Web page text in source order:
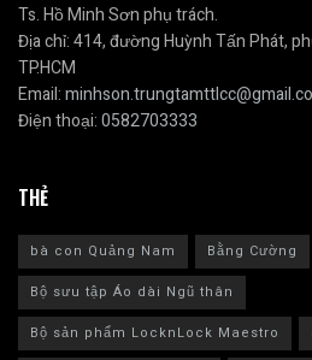
Ts. Hồ Minh Sơn phụ trách.
Địa chỉ: 414, đường Huỳnh Tấn Phát,
TP.HCM
Email:
Điện thoại:0582703333
THẺ
bà con Quảng Nam
Bằng Cường
Bộ sưu tập Áo dài Ngũ thân
Bộ sản phẩm LocknLock Maestro